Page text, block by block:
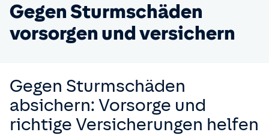
Gegen Sturmschäden
vorsorgen und versichern
Gegen Sturmschäden
absichern: Vorsorge und
richtige Versicherungen helfen